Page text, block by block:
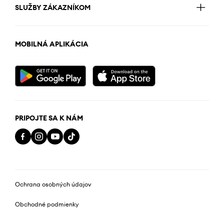
SLUŽBY ZÁKAZNÍKOM
MOBILNÁ APLIKÁCIA
PRIPOJTE SA K NÁM
Ochrana osobných údajov
Obchodné podmienky